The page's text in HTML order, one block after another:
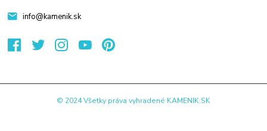
info@kamenik.sk
© 2024 Všetky práva vyhradené KAMENIK.SK